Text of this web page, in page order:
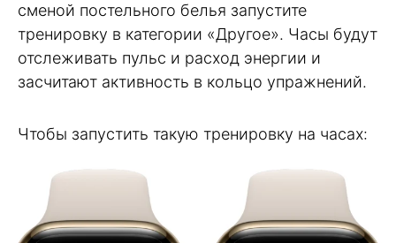
сменой постельного белья запустите
тренировку в категории «Другое». Часы будут
отслеживать пульс и расход энергии и
засчитают активность в кольцо упражнений.
Чтобы запустить такую тренировку на часах: